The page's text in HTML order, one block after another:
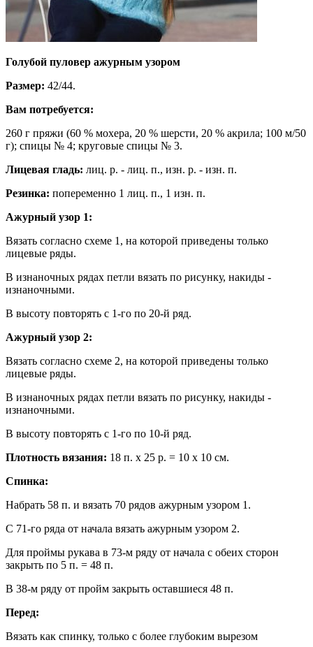
Голубой пуловер ажурным узором
Размер: 42/44.
Вам потребуется:
260 г пряжи (60 % мохера, 20 % шерсти, 20 % акрила; 100 м/50
г); спицы № 4; круговые спицы № 3.
Лицевая гладь: лиц. р. - лиц. п., изн. р. - изн. п.
Резинка: попеременно 1 лиц. п., 1 изн. п.
Ажурный узор 1:
Вязать согласно схеме 1, на которой приведены только
лицевые ряды.
В изнаночных рядах петли вязать по рисунку, накиды -
изнаночными.
В высоту повторять с 1-го по 20-й ряд.
Ажурный узор 2:
Вязать согласно схеме 2, на которой приведены только
лицевые ряды.
В изнаночных рядах петли вязать по рисунку, накиды -
изнаночными.
В высоту повторять с 1-го по 10-й ряд.
Плотность вязания: 18 п. х 25 р. = 10 х 10 см.
Спинка:
Набрать 58 п. и вязать 70 рядов ажурным узором 1.
С 71-го ряда от начала вязать ажурным узором 2.
Для проймы рукава в 73-м ряду от начала с обеих сторон
закрыть по 5 п. = 48 п.
В 38-м ряду от пройм закрыть оставшиеся 48 п.
Перед:
Вязать как спинку, только с более глубоким вырезом